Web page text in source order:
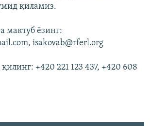
қиламиз.
мактуб ёзинг:
isakovab@rferl.org
қилинг: +420 221 123 437, +420 608